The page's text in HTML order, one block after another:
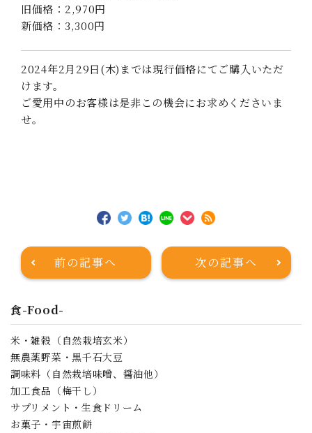
旧価格：2,970円
新価格：3,300円
2024年2月29日(木)までは現行価格にてご購入いただ
けます。
ご愛用中のお客様は是非この機会にお求めくださいま
せ。
前の記事へ 次の記事へ
食-Food-
米・雑穀（自然栽培玄米）
無農薬野菜・黒千石大豆
調味料（自然栽培味噌、醤油他）
加工食品（梅干し）
サプリメント・生食ドリーム
お菓子・宇宙煎餅